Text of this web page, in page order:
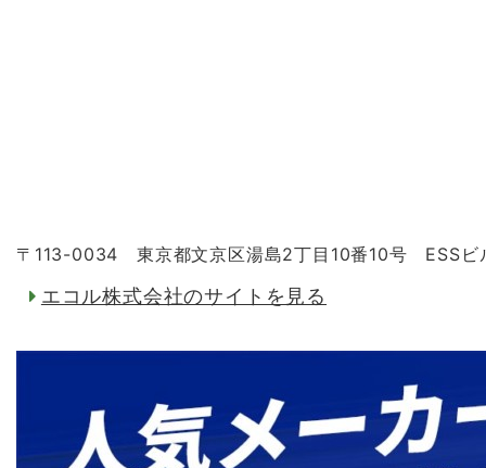
〒113-0034 東京都文京区湯島2丁目10番10号 ESSビ
エコル株式会社のサイトを見る